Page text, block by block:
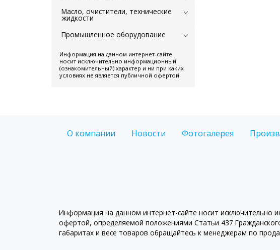
Масло, очистители, технические
жидкости
Промышленное оборудование
Информация на данном интернет-сайте
носит исключительно информационный
(ознакомительный) характер и ни при каких
условиях не является публичной офертой.
О компании Новости Фотогалерея
Информация на данном интернет-сайте носит исключительно
офертой, определяемой положениями Статьи 437
габаритах и весе товаров обращайтесь к менеджерам по